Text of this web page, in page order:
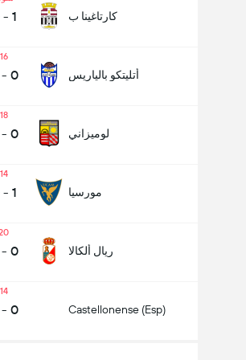
كارتاغينا ب 1
-
أتليتكو بالياريس
16
0
-
لوميزاني
18
0
-
مورسيا
14
1
-
ريال ألكالا 0
-
Castellonense (Esp)
14
0
-